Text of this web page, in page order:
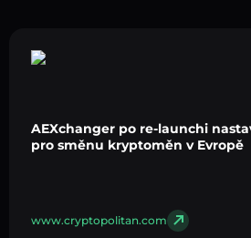
AEXchanger po re-launchi
pro směnu kryptoměn v Evropě
www.cryptopolitan.com